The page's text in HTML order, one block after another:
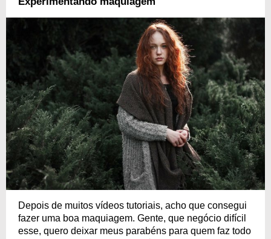
Depois de muitos vídeos tutoriais, acho que consegui
fazer uma boa maquiagem. Gente, que negócio difícil
esse, quero deixar meus parabéns para quem faz todo